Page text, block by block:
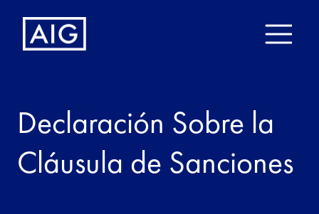
Declaración Sobre la
Cláusula de Sanciones